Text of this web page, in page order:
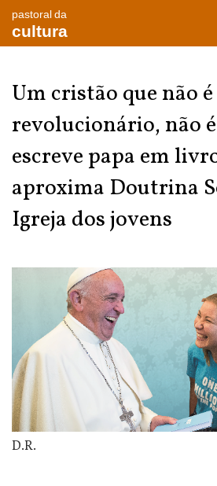
pastoral da
cultura
Um cristão que não é
revolucionário, não
escreve papa em
aproxima Doutrina
Igreja dos jovens
D.R.